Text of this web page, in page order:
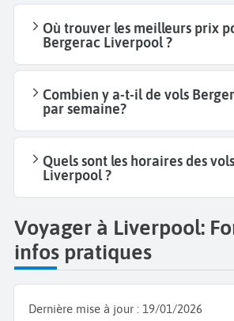
Où trouver les meilleurs prix
Bergerac Liverpool ?
Combien y a-t-il de vols
par semaine?
Quels sont les horaires des
Liverpool ?
Voyager à Liverpool:
infos pratiques
Dernière mise à jour : 19/01/2026